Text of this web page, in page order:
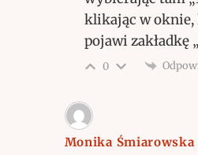
klikając w oknie,
pojawi zakładkę
0
Monika Śmiarowska